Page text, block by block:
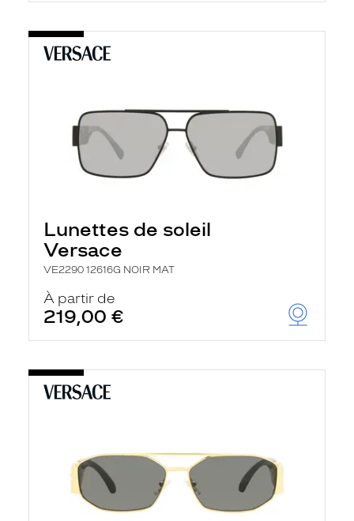
Lunettes de soleil
Versace
VE2290 12616G NOIR MAT
À partir de
219,00 €